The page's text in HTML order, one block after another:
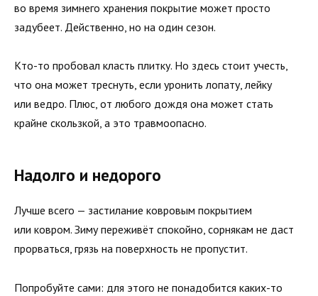
во время зимнего хранения покрытие может просто
задубеет. Действенно, но на один сезон.
Кто-то пробовал класть плитку. Но здесь стоит учесть,
что она может треснуть, если уронить лопату, лейку
или ведро. Плюс, от любого дождя она может стать
крайне скользкой, а это травмоопасно.
Надолго и недорого
Лучше всего — застилание ковровым покрытием
или ковром. Зиму переживёт спокойно, сорнякам не даст
прорваться, грязь на поверхность не пропустит.
Попробуйте сами: для этого не понадобится каких-то